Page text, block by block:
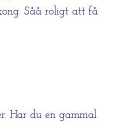
Såå roligt att få
Har du en gammal